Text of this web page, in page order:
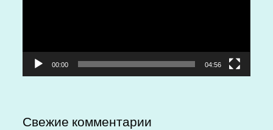
00:00 04:56
Свежие комментарии